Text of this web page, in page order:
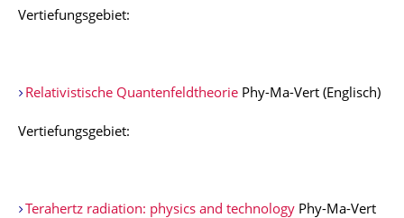
Vertiefungsgebiet:
Relativistische Quantenfeldtheorie Phy-Ma-Vert (Englisch)
Vertiefungsgebiet:
Terahertz radiation: physics and technology Phy-Ma-Vert